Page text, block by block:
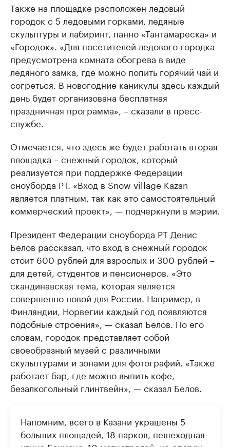
Также на площадке расположен ледовый
городок с 5 ледовыми горками, ледяные
скульптуры и лабиринт, панно «Тантамареска» и
«Городок». «Для посетителей ледового городка
предусмотрена комната обогрева в виде
ледяного замка, где можно попить горячий чай и
согреться. В новогодние каникулы здесь каждый
день будет организована бесплатная
праздничная программа», – сказали в пресс-
службе.
Отмечается, что здесь же будет работать вторая
площадка – снежный городок, который
реализуется при поддержке Федерации
сноуборда РТ. «Вход в Snow village Kazan
является платным, так как это самостоятельный
коммерческий проект», — подчеркнули в мэрии.
Президент Федерации сноуборда РТ Денис
Белов рассказал, что вход в снежный городок
стоит 600 рублей для взрослых и 300 рублей –
для детей, студентов и пенсионеров. «Это
скандинавская тема, которая является
совершенно новой для России. Например, в
Финляндии, Норвегии каждый год появляются
подобные строения», — сказал Белов. По его
словам, городок представляет собой
своеобразный музей с различными
скульптурами и зонами для фотографий. «Также
работает бар, где можно выпить кофе,
безалкогольный глинтвейн», — сказал Белов.
Напомним, всего в Казани украшены 5
больших площадей, 18 парков, пешеходная